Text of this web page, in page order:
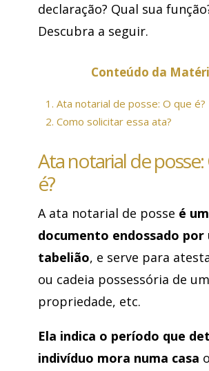
declaração? Qual sua
Descubra a seguir.
Conteúdo da
1. Ata notarial de posse: O que é?
2. Como solicitar essa ata?
Ata notarial de
é?
A ata notarial de posse é um
documento endossado por
tabelião, e serve para
ou cadeia possessória de
propriedade, etc.
Ela indica o período que
indivíduo mora numa casa